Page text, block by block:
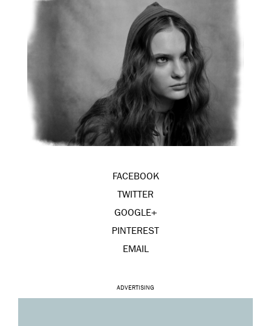
FACEBOOK
TWITTER
GOOGLE+
PINTEREST
EMAIL
ADVERTISING